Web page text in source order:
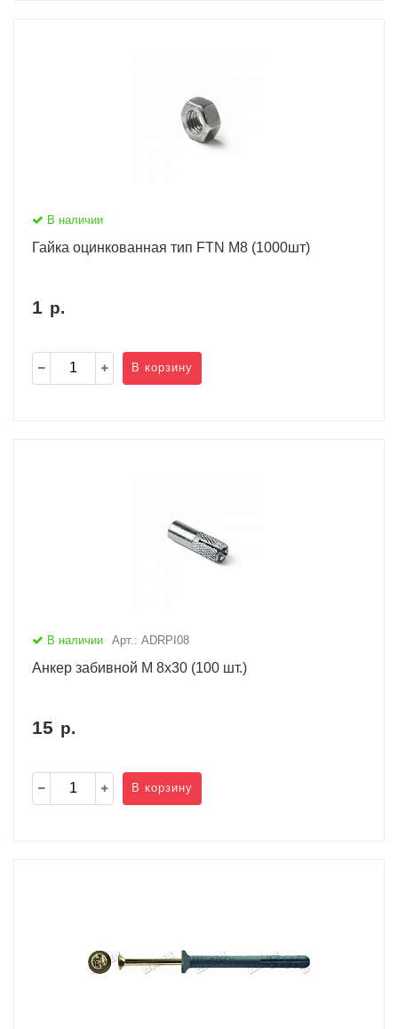
В наличии
Гайка оцинкованная тип FTN M8 (1000шт)
1 р.
В корзину
В наличии Арт.: ADRPI08
Анкер забивной М 8x30 (100 шт.)
15 р.
В корзину